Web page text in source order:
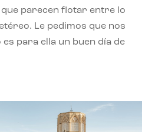
parecen flotar entre lo
Le pedimos que nos
es para ella un buen día de